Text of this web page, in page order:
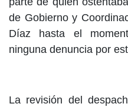
de Gobierno y
Díaz hasta el
ninguna denuncia por
La revisión del